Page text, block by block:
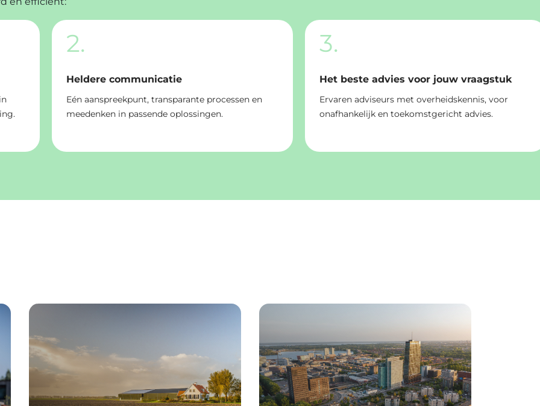
2.
Heldere communicatie
Eén aanspreekpunt, transparante processen en
meedenken in passende oplossingen.
3.
Het beste advies voor jouw vraagstuk
Ervaren adviseurs met overheidskennis, voor
onafhankelijk en toekomstgericht advies.